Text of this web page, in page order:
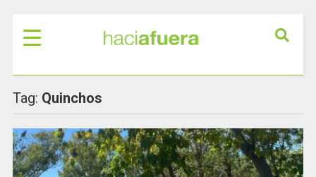
Tag: Quinchos